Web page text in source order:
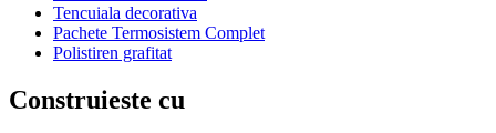
Tencuiala decorativa
Pachete Termosistem Complet
Polistiren grafitat
Construieste cu